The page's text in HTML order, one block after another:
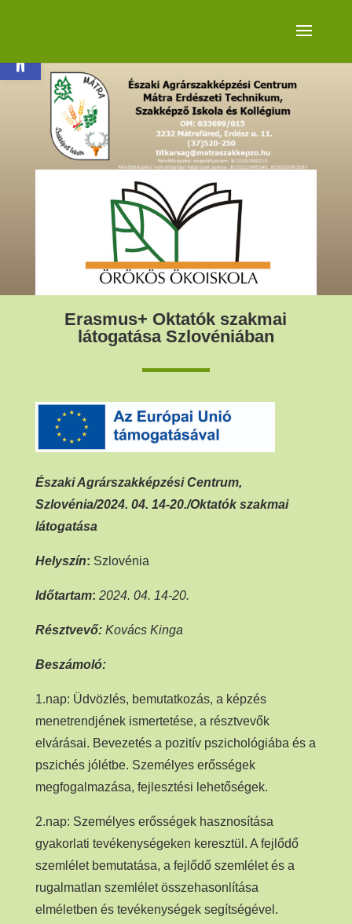
Erasmus+ Oktatók szakmai
látogatása Szlovéniában
Északi Agrárszakképzési Centrum,
Szlovénia/2024. 04. 14-20./Oktatók szakmai
látogatása
Helyszín: Szlovénia
Időtartam: 2024. 04. 14-20.
Résztvevő:Kovács Kinga
Beszámoló:
1.nap: Üdvözlés, bemutatkozás, a képzés
menetrendjének ismertetése, a résztvevők
elvárásai. Bevezetés a pozitív pszichológiába és a
pszichés jólétbe. Személyes erősségek
megfogalmazása, fejlesztési lehetőségek.
2.nap: Személyes erősségek hasznosítása
gyakorlati tevékenységeken keresztül. A fejlődő
szemlélet bemutatása, a fejlődő szemlélet és a
rugalmatlan szemlélet összehasonlítása
elméletben és tevékenységek segítségével.